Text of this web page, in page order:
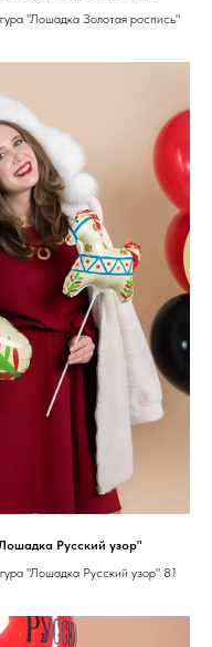
"Лошадка Золотая роспись"
Русский узор"
"Лошадка Русский узор" 81